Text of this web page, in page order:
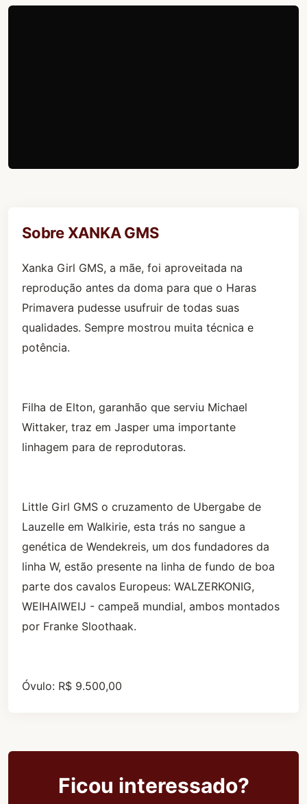
Sobre XANKA GMS
Xanka Girl GMS, a mãe, foi aproveitada na
reprodução antes da doma para que o Haras
Primavera pudesse usufruir de todas suas
qualidades. Sempre mostrou muita técnica e
potência.
Filha de Elton, garanhão que serviu Michael
Wittaker, traz em Jasper uma importante
linhagem para de reprodutoras.
Little Girl GMS o cruzamento de Ubergabe de
Lauzelle em Walkirie, esta trás no sangue a
genética de Wendekreis, um dos fundadores da
linha W, estão presente na linha de fundo de boa
parte dos cavalos Europeus: WALZERKONIG,
WEIHAIWEIJ - campeã mundial, ambos montados
por Franke Sloothaak.
Óvulo: R$ 9.500,00
Ficou interessado?